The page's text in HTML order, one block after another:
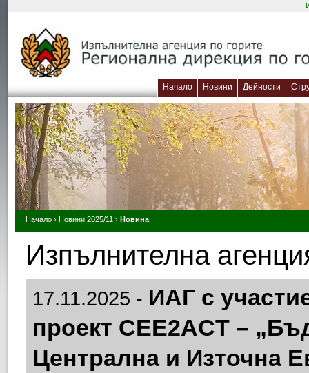
Начало Новини Дейности
Начало › Новини 2025/11 › Новина
Изпълнителна
17.11.2025 - ИАГ с
проект CEE2ACT –
Централна и Източна